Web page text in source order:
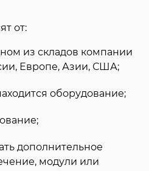
от:
из складов компании
Европе, Азии, США;
оборудование;
дополнительное
модули или